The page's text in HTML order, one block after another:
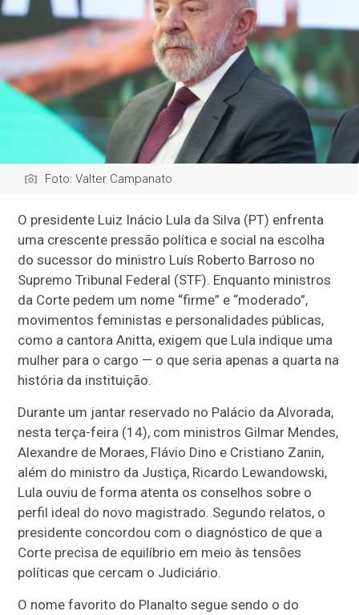
Foto: Valter Campanato
O presidente Luiz Inácio Lula da Silva (PT) enfrenta
uma crescente pressão política e social na escolha
do sucessor do ministro Luís Roberto Barroso no
Supremo Tribunal Federal (STF). Enquanto ministros
da Corte pedem um nome “firme” e “moderado”,
movimentos feministas e personalidades públicas,
como a cantora Anitta, exigem que Lula indique uma
mulher para o cargo — o que seria apenas a quarta na
história da instituição.
Durante um jantar reservado no Palácio da Alvorada,
nesta terça-feira (14), com ministros Gilmar Mendes,
Alexandre de Moraes, Flávio Dino e Cristiano Zanin,
além do ministro da Justiça, Ricardo Lewandowski,
Lula ouviu de forma atenta os conselhos sobre o
perfil ideal do novo magistrado. Segundo relatos, o
presidente concordou com o diagnóstico de que a
Corte precisa de equilíbrio em meio às tensões
políticas que cercam o Judiciário.
O nome favorito do Planalto segue sendo o do